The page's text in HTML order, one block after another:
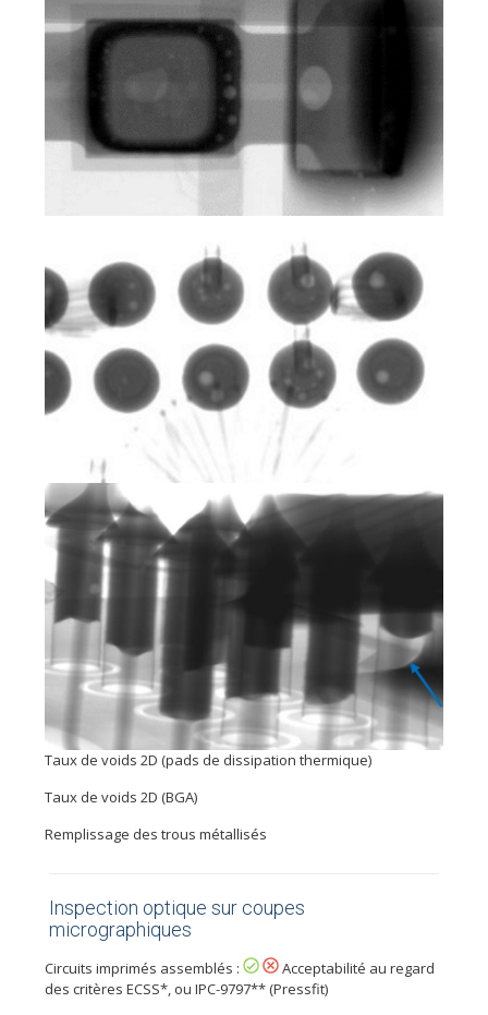
Taux de voids 2D (pads de dissipation thermique)
Taux de voids 2D (BGA)
Remplissage des trous métallisés
Inspection optique sur coupes
micrographiques
Circuits imprimés assemblés :
Acceptabilité au regard
des critères ECSS*, ou IPC-9797** (Pressfit)